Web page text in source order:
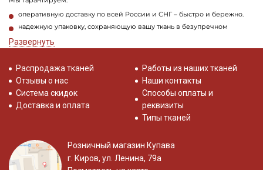
оперативную доставку по всей России и СНГ – быстро и бережно.
надежную упаковку, сохраняющую вашу ткань в безупречном
Развернуть
Распродажа тканей
Отзывы о нас
Система скидок
Доставка и оплата
Работы из наших тканей
Наши контакты
Способы оплаты и
реквизиты
Типы тканей
Розничный магазин Купава
г. Киров, ул. Ленина, 79а